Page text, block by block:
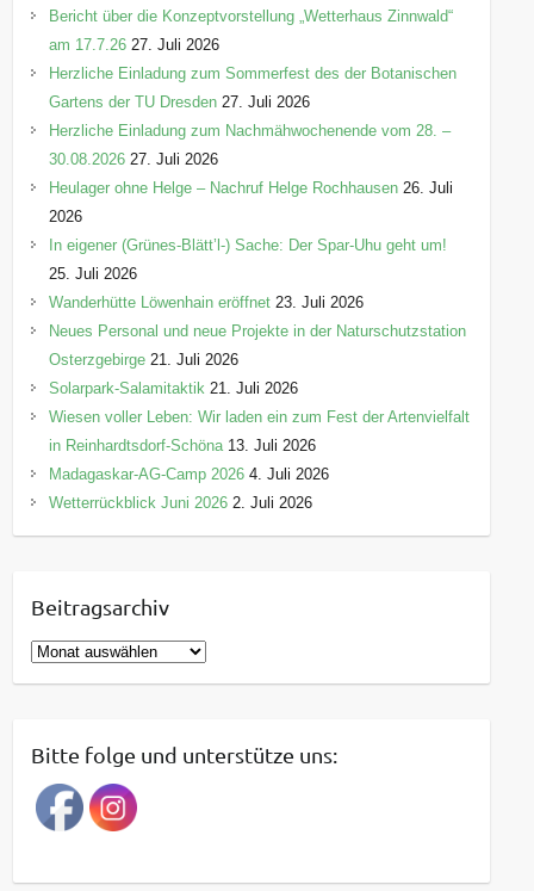
Bericht über die Konzeptvorstellung „Wetterhaus Zinnwald“
am 17.7.26 27. Juli 2026
Herzliche Einladung zum Sommerfest des der Botanischen
Gartens der TU Dresden 27. Juli 2026
Herzliche Einladung zum Nachmähwochenende vom 28. –
30.08.2026 27. Juli 2026
Heulager ohne Helge – Nachruf Helge Rochhausen 26. Juli
2026
In eigener (Grünes-Blätt’l-) Sache: Der Spar-Uhu geht um!
25. Juli 2026
Wanderhütte Löwenhain eröffnet 23. Juli 2026
Neues Personal und neue Projekte in der Naturschutzstation
Osterzgebirge 21. Juli 2026
Solarpark-Salamitaktik 21. Juli 2026
Wiesen voller Leben: Wir laden ein zum Fest der Artenvielfalt
in Reinhardtsdorf-Schöna 13. Juli 2026
Madagaskar-AG-Camp 2026 4. Juli 2026
Wetterrückblick Juni 2026 2. Juli 2026
Beitragsarchiv
B
e
r
a
g
a
Bitte folge und unterstütze uns: